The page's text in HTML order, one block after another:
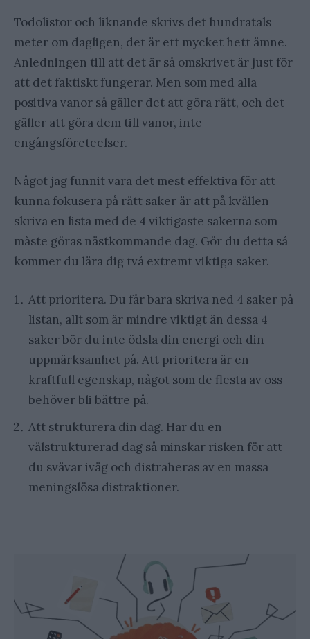
Todolistor och liknande skrivs det hundratals
meter om dagligen, det är ett mycket hett ämne.
Anledningen till att det är så omskrivet är just för
att det faktiskt fungerar. Men som med alla
positiva vanor så gäller det att göra rätt, och det
gäller att göra dem till vanor, inte
engångsföreteelser.
Något jag funnit vara det mest effektiva för att
kunna fokusera på rätt saker är att på kvällen
skriva en lista med de 4 viktigaste sakerna som
måste göras nästkommande dag. Gör du detta så
kommer du lära dig två extremt viktiga saker.
Att prioritera. Du får bara skriva ned 4 saker på
listan, allt som är mindre viktigt än dessa 4
saker bör du inte ödsla din energi och din
uppmärksamhet på. Att prioritera är en
kraftfull egenskap, något som de flesta av oss
behöver bli bättre på.
Att strukturera din dag. Har du en
välstrukturerad dag så minskar risken för att
du svävar iväg och distraheras av en massa
meningslösa distraktioner.